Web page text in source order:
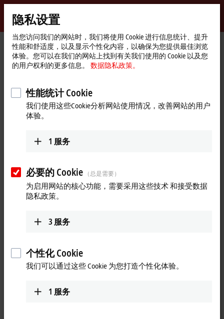
Beckhoff
-
自
动
化
技
术
Start
page
Products I/O
Infrastructure components
Product finder Infrastructure components
Product finder Infrastructure
components
Use the tabular product finder on your mobile device to access our
content.
隐私设置
当您访问我们的网站时，我们将使用 Cookie 进行信息统计、提升
性能和舒适度，以及显示个性化内容，以确保为您提供最佳浏览
体验。您可以在我们的网站上找到有关我们使用的 Cookie 以及您
的用户权利的更多信息。
数据隐私政策。
性能统计 Cookie
我们使用这些Cookie分析网站使用情况，改善网站的用户
体验。
1 服务
必要的 Cookie （总是需要）
为启用网站的核心功能，需要采用这些技术 和接受数据
隐私政策。
3 服务
个性化 Cookie
我们可以通过这些 Cookie 为您打造个性化体验。
1 服务